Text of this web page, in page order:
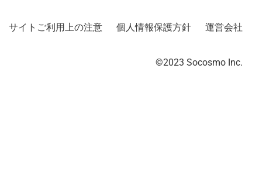
サイトご利用上の注意 個人情報保護方針 運営会社
©2023︎ Socosmo Inc.